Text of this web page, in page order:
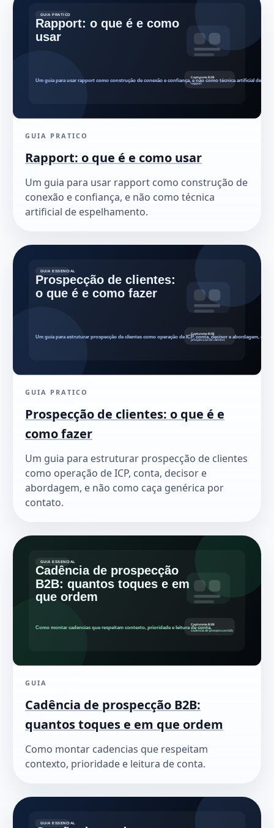
GUIA PRATICO
Rapport: o que é e como usar
Um guia para usar rapport como construção de
conexão e confiança, e não como técnica
artificial de espelhamento.
GUIA PRATICO
Prospecção de clientes: o que é e
como fazer
Um guia para estruturar prospecção de clientes
como operação de ICP, conta, decisor e
abordagem, e não como caça genérica por
contato.
GUIA
Cadência de prospecção B2B:
quantos toques e em que ordem
Como montar cadencias que respeitam
contexto, prioridade e leitura de conta.